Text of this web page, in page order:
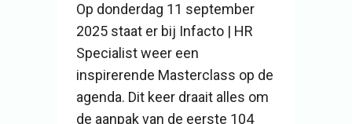
Op donderdag 11 september
2025 staat er bij Infacto | HR
Specialist weer een
inspirerende Masterclass op de
agenda. Dit keer draait alles om
de aanpak van de eerste 104